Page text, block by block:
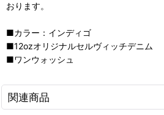
おります。
■カラー：インディゴ
■12ozオリジナルセルヴィッチデニム
■ワンウォッシュ
関連商品